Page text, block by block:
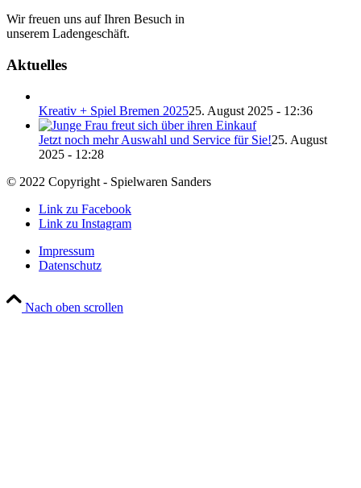
Wir freuen uns auf Ihren Besuch in
unserem Ladengeschäft.
Aktuelles
Kreativ + Spiel Bremen 202525. August 2025 - 12:36
Jetzt noch mehr Auswahl und Service für Sie!25. August
2025 - 12:28
© 2022 Copyright - Spielwaren Sanders
Link zu Facebook
Link zu Instagram
Impressum
Datenschutz
Nach oben scrollen